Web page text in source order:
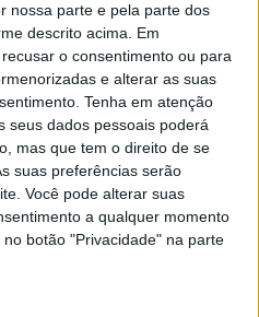
nossa parte e pela parte dos
descrito acima. Em
o consentimento ou para
e alterar as suas
Tenha em atenção
seus dados pessoais poderá
mas que tem o direito de se
suas preferências serão
Você pode alterar suas
a qualquer momento
botão "Privacidade" na parte
março, após marcar cinco
e a 28.ª jornadas.
Ba (ambos do
como melhor médio,
o melhor treinador e
clube, o melhor jovem